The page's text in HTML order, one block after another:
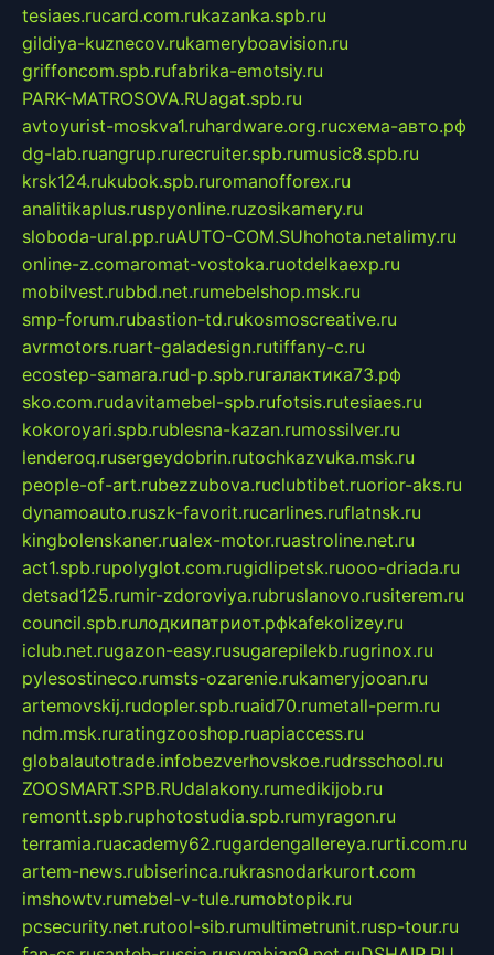
tesiaes.rucard.com.rukazanka.spb.ru
gildiya-kuznecov.rukameryboavision.ru
griffoncom.spb.rufabrika-emotsiy.ru
PARK-MATROSOVA.RUagat.spb.ru
avtoyurist-moskva1.ruhardware.org.ruсхема-авто.рф
dg-lab.ruangrup.rurecruiter.spb.rumusic8.spb.ru
krsk124.rukubok.spb.ruromanofforex.ru
analitikaplus.ruspyonline.ruzosikamery.ru
sloboda-ural.pp.ruAUTO-COM.SUhohota.netalimy.ru
online-z.comaromat-vostoka.ruotdelkaexp.ru
mobilvest.rubbd.net.rumebelshop.msk.ru
smp-forum.rubastion-td.rukosmoscreative.ru
avrmotors.ruart-galadesign.rutiffany-c.ru
ecostep-samara.rud-p.spb.ruгалактика73.рф
sko.com.rudavitamebel-spb.rufotsis.rutesiaes.ru
kokoroyari.spb.rublesna-kazan.rumossilver.ru
lenderoq.rusergeydobrin.rutochkazvuka.msk.ru
people-of-art.rubezzubova.ruclubtibet.ruorior-aks.ru
dynamoauto.ruszk-favorit.rucarlines.ruflatnsk.ru
kingbolenskaner.rualex-motor.ruastroline.net.ru
act1.spb.rupolyglot.com.rugidlipetsk.ruooo-driada.ru
detsad125.rumir-zdoroviya.rubruslanovo.rusiterem.ru
council.spb.ruлодкипатриот.рфkafekolizey.ru
iclub.net.rugazon-easy.rusugarepilekb.rugrinox.ru
pylesostineco.rumsts-ozarenie.rukameryjooan.ru
artemovskij.rudopler.spb.ruaid70.rumetall-perm.ru
ndm.msk.ruratingzooshop.ruapiaccess.ru
globalautotrade.infobezverhovskoe.rudrsschool.ru
ZOOSMART.SPB.RUdalakony.rumedikijob.ru
remontt.spb.ruphotostudia.spb.rumyragon.ru
terramia.ruacademy62.rugardengallereya.rurti.com.ru
artem-news.rubiserinca.rukrasnodarkurort.com
imshowtv.rumebel-v-tule.rumobtopik.ru
pcsecurity.net.rutool-sib.rumultimetrunit.rusp-tour.ru